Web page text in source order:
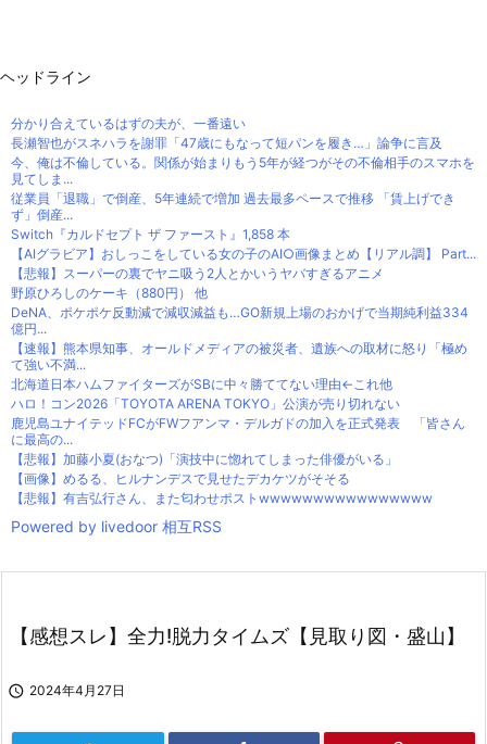
ヘッドライン
分かり合えているはずの夫が、一番遠い
長瀬智也がスネハラを謝罪「47歳にもなって短パンを履き…」論争に言及
今、俺は不倫している。関係が始まりもう5年が経つがその不倫相手のスマホを
見てしま...
従業員「退職」で倒産、5年連続で増加 過去最多ペースで推移 「賃上げでき
ず」倒産...
Switch『カルドセプト ザ ファースト』1,858 本
【AIグラビア】おしっこをしている女の子のAI○画像まとめ【リアル調】 Part...
【悲報】スーパーの裏でヤニ吸う2人とかいうヤバすぎるアニメ
野原ひろしのケーキ（880円） 他
DeNA、ポケポケ反動減で減収減益も…GO新規上場のおかげで当期純利益334
億円...
【速報】熊本県知事、オールドメディアの被災者、遺族への取材に怒り「極め
て強い不満...
北海道日本ハムファイターズがSBに中々勝ててない理由←これ他
ハロ！コン2026「TOYOTA ARENA TOKYO」公演が売り切れない
鹿児島ユナイテッドFCがFWフアンマ・デルガドの加入を正式発表 「皆さん
に最高の...
【悲報】加藤小夏(おなつ)「演技中に惚れてしまった俳優がいる」
【画像】めるる、ヒルナンデスで見せたデカケツがそそる
【悲報】有吉弘行さん、また匂わせポストwwwwwwwwwwwwwwww
Powered by livedoor 相互RSS
【感想スレ】全力!脱力タイムズ【見取り図・盛山】
 2024年4月27日